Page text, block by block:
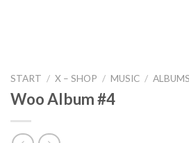
START / X – SHOP / MUSIC / ALBUMS
Woo Album #4